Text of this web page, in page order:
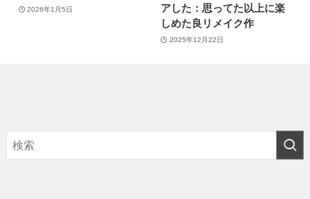
2026年1月5日
アした：思ってた以上に楽
しめた良リメイク作
2025年12月22日